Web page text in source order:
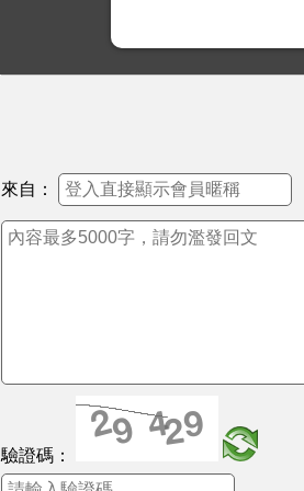
來自：
驗證碼：